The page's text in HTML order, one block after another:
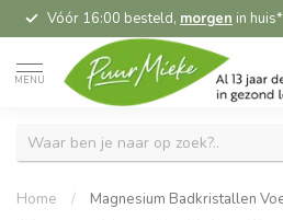
Vóór 16:00 besteld, morgen in huis*
MENU
Home / Magnesium Badkristallen